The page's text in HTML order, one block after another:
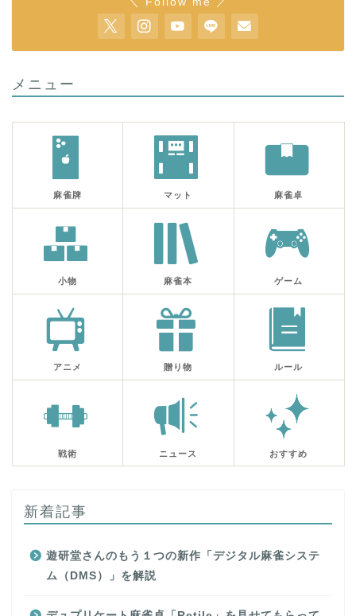
メニュー
麻雀牌 マット 麻雀卓
小物 麻雀本 ゲーム
アニメ 贈り物 ルール
戦術 ニュース おすすめ
新着記事
遊研堂さんのもう１つの新作「デジタル麻雀システ
ム（DMS）」を解説